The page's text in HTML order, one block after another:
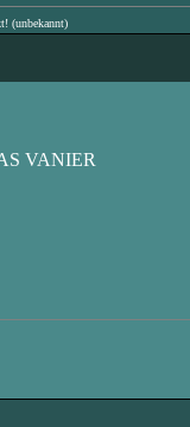
(unbekannt)
VANIER